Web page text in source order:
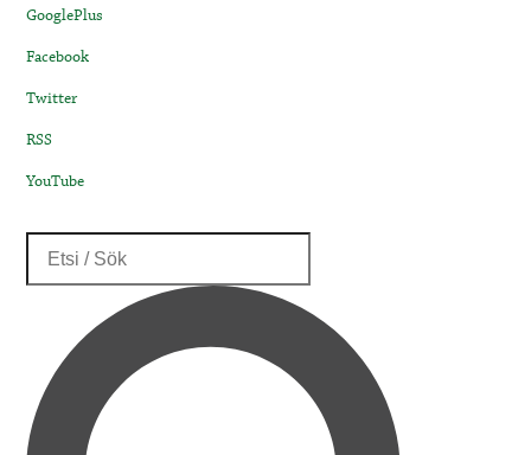
GooglePlus
Facebook
Twitter
RSS
YouTube